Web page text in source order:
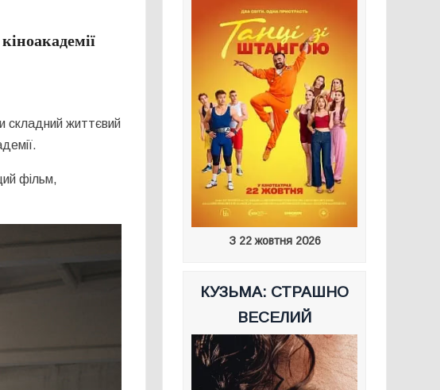
складний життєвий
фільм,
З 22 жовтня 2026
КУЗЬМА: СТРАШНО
ВЕСЕЛИЙ